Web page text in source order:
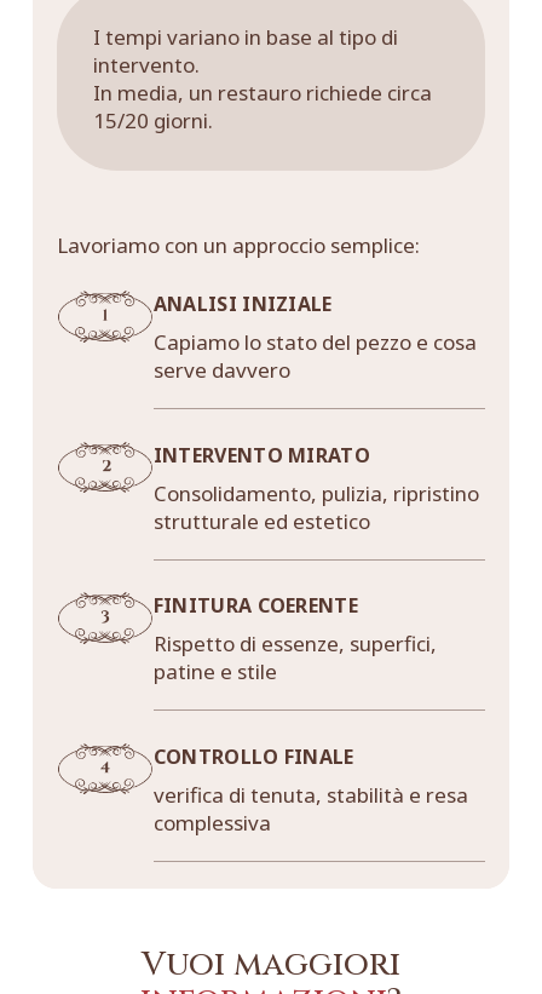
I tempi variano in base al tipo di
intervento.
In media, un restauro richiede circa
15/20 giorni.
Lavoriamo con un approccio semplice:
ANALISI INIZIALE
Capiamo lo stato del pezzo e cosa
serve davvero
INTERVENTO MIRATO
Consolidamento, pulizia, ripristino
strutturale ed estetico
FINITURA COERENTE
Rispetto di essenze, superfici,
patine e stile
CONTROLLO FINALE
verifica di tenuta, stabilità e resa
complessiva
Vuoi maggiori